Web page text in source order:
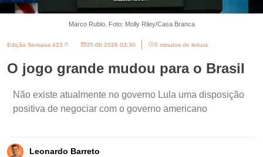
Marco Rubio. Foto: Molly Riley/Casa Branca
Edição Semana 423 05.06.2026 03:30 5 minutos de leitura
O jogo grande mudou para o Brasil
Não existe atualmente no governo Lula uma disposição
positiva de negociar com o governo americano
Leonardo Barreto